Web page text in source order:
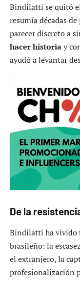
Bindilatti se quitó
resumía décadas
parecer discreto a
hacer historiay
ayudó a levantar
De la
Bindilatti ha vivido
brasileño: la
el extranjero, la
profesionalización